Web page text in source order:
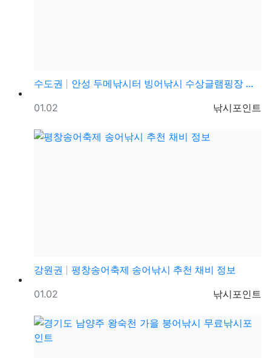
수도권
안성 두메낚시터 빙어낚시 수상글램핑장 누구나 쉽고 편하…
등록자
낚시포인트
등록일
01.02
강원권
평창송어축제 송어낚시 추천 채비 정보
등록자
낚시포인트
등록일
01.02